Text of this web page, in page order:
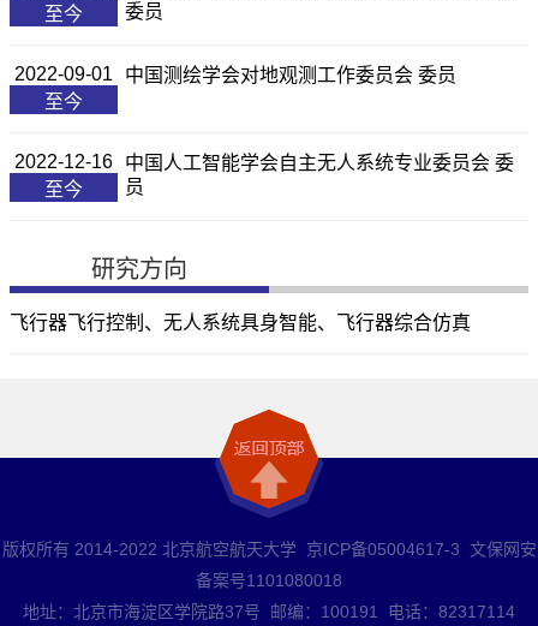
至今
委员
2022-09-01
至今
中国测绘学会对地观测工作委员会 委员
2022-12-16
至今
中国人工智能学会自主无人系统专业委员会 委
员
研究方向
飞行器飞行控制、无人系统具身智能、飞行器综合仿真
版权所有 2014-2022 北京航空航天大学 京ICP备05004617-3 文保网安
备案号1101080018
地址：北京市海淀区学院路37号 邮编：100191 电话：82317114